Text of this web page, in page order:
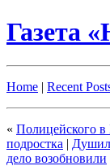
Газета
Home | Recent
« Полицейского в
подростка | Душил
дело возобновили